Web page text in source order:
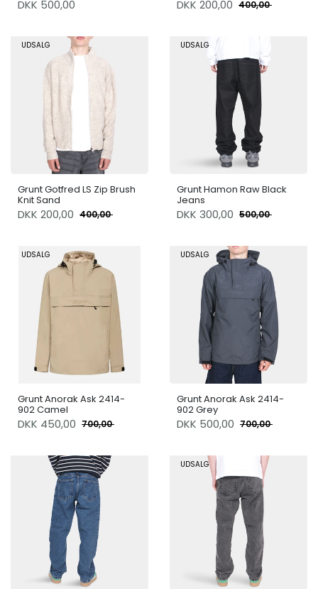
DKK 500,00 DKK 200,00 400,00
UDSALG
Grunt Gotfred LS Zip Brush
Knit Sand
DKK 200,00 400,00
UDSALG
Grunt Hamon Raw Black
Jeans
DKK 300,00 500,00
UDSALG
Grunt Anorak Ask 2414-
902 Camel
DKK 450,00 700,00
UDSALG
Grunt Anorak Ask 2414-
902 Grey
DKK 500,00 700,00
UDSALG